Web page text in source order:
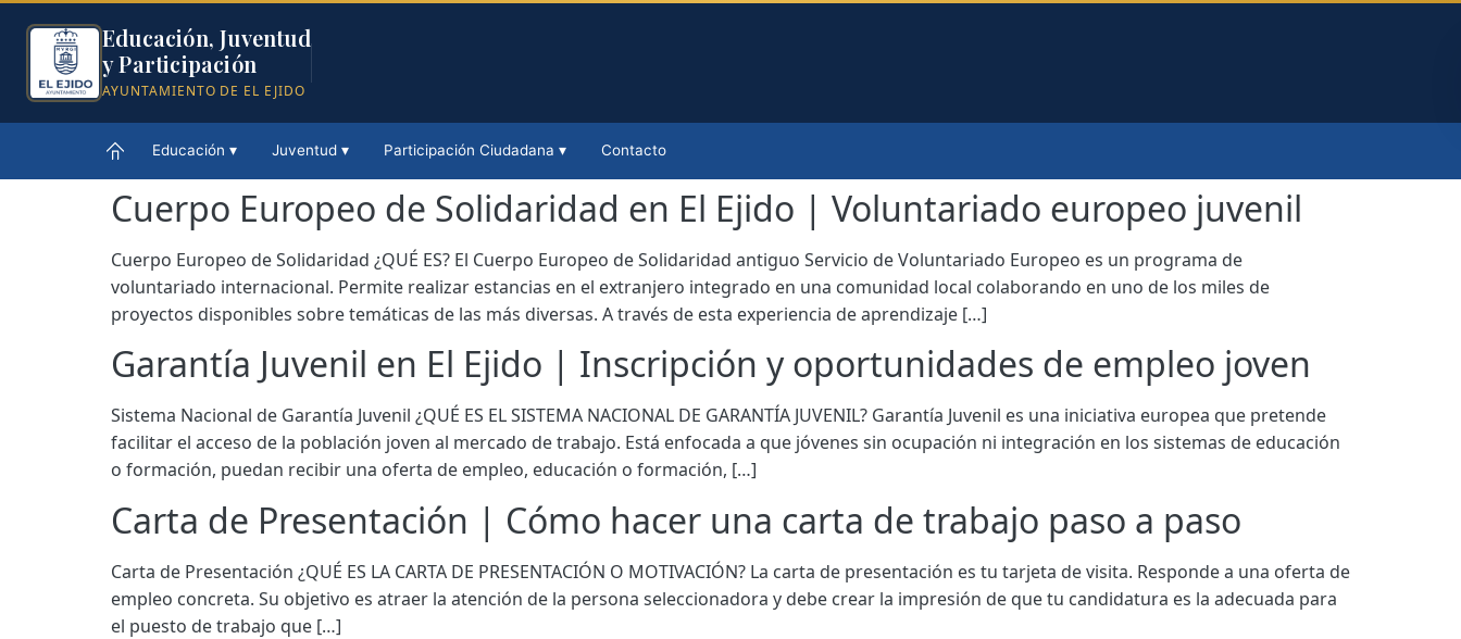
Educación, Juventud
y Participación
AYUNTAMIENTO DE EL EJIDO
Educación ▾ Juventud ▾ Participación Ciudadana ▾ Contacto
Cuerpo Europeo de Solidaridad en El Ejido | Voluntariado europeo juvenil
Cuerpo Europeo de Solidaridad ¿QUÉ ES? El Cuerpo Europeo de Solidaridad antiguo Servicio de Voluntariado Europeo es un programa de
voluntariado internacional. Permite realizar estancias en el extranjero integrado en una comunidad local colaborando en uno de los miles de
proyectos disponibles sobre temáticas de las más diversas. A través de esta experiencia de aprendizaje […]
Garantía Juvenil en El Ejido | Inscripción y oportunidades de empleo joven
Sistema Nacional de Garantía Juvenil ¿QUÉ ES EL SISTEMA NACIONAL DE GARANTÍA JUVENIL? Garantía Juvenil es una iniciativa europea que pretende
facilitar el acceso de la población joven al mercado de trabajo. Está enfocada a que jóvenes sin ocupación ni integración en los sistemas de educación
o formación, puedan recibir una oferta de empleo, educación o formación, […]
Carta de Presentación | Cómo hacer una carta de trabajo paso a paso
Carta de Presentación ¿QUÉ ES LA CARTA DE PRESENTACIÓN O MOTIVACIÓN? La carta de presentación es tu tarjeta de visita. Responde a una oferta de
empleo concreta. Su objetivo es atraer la atención de la persona seleccionadora y debe crear la impresión de que tu candidatura es la adecuada para
el puesto de trabajo que […]